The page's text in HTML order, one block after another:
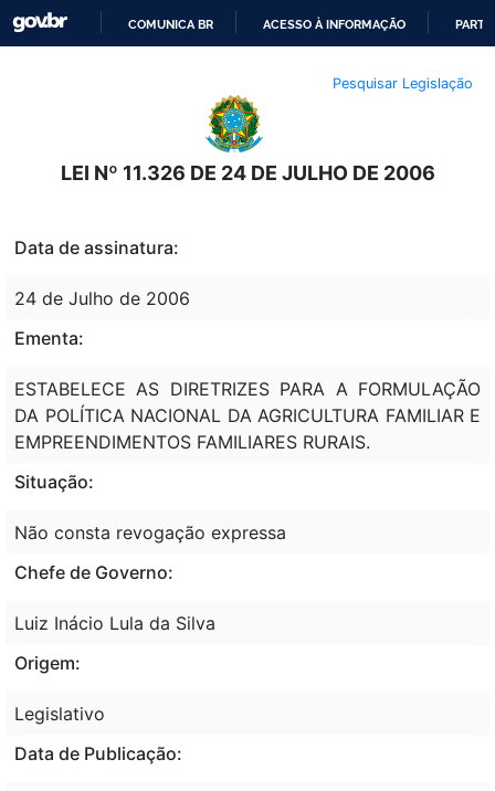
O
CONTEÚDO
COMUNICA BR ACESSO À INFORMAÇÃO
Pesquisar Legislação
LEI Nº 11.326 DE 24 DE JULHO DE 2006
Data de assinatura:
24 de Julho de 2006
Ementa:
ESTABELECE AS DIRETRIZES PARA A FORMULAÇÃO
DA POLÍTICA NACIONAL DA AGRICULTURA FAMILIAR E
EMPREENDIMENTOS FAMILIARES RURAIS.
Situação:
Não consta revogação expressa
Chefe de Governo:
Luiz Inácio Lula da Silva
Origem:
Legislativo
Data de Publicação: